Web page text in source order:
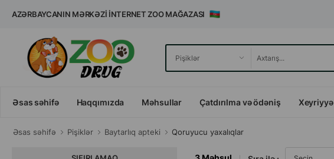
AZƏRBAYCANIN MƏRKƏZI İNTERNET ZOO MAĞAZASI
Əsas səhifə Haqqımızda Məhsullar Çatdırılma və ödəniş Xeyriyyə
Əsas səhifə Pişiklər Baytarlıq apteki Qoruyucu yaxalıqlar